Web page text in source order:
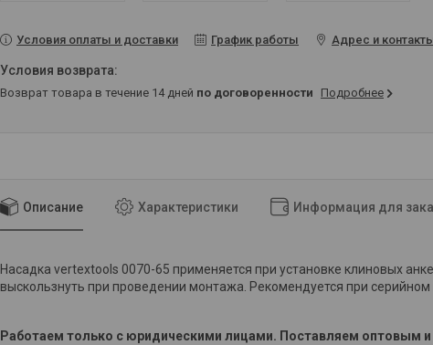
Условия оплаты и доставки График работы Адрес и
возврат товара в течение 14 дней по договоренности Подробнее
Описание Характеристики Информация для
Насадка vertextools 0070-65 применяется при установке клиновых
выскользнуть при проведении монтажа. Рекомендуется при
Работаем только с юридическими лицами. Поставляем оптовым